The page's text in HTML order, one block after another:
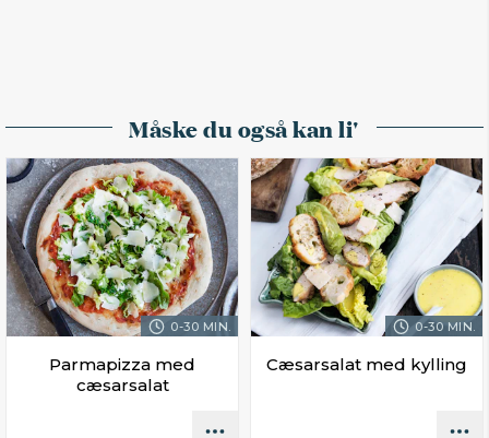
Måske du også kan li'
0-30 MIN.
Parmapizza med
cæsarsalat
0-30 MIN.
Cæsarsalat med kylling